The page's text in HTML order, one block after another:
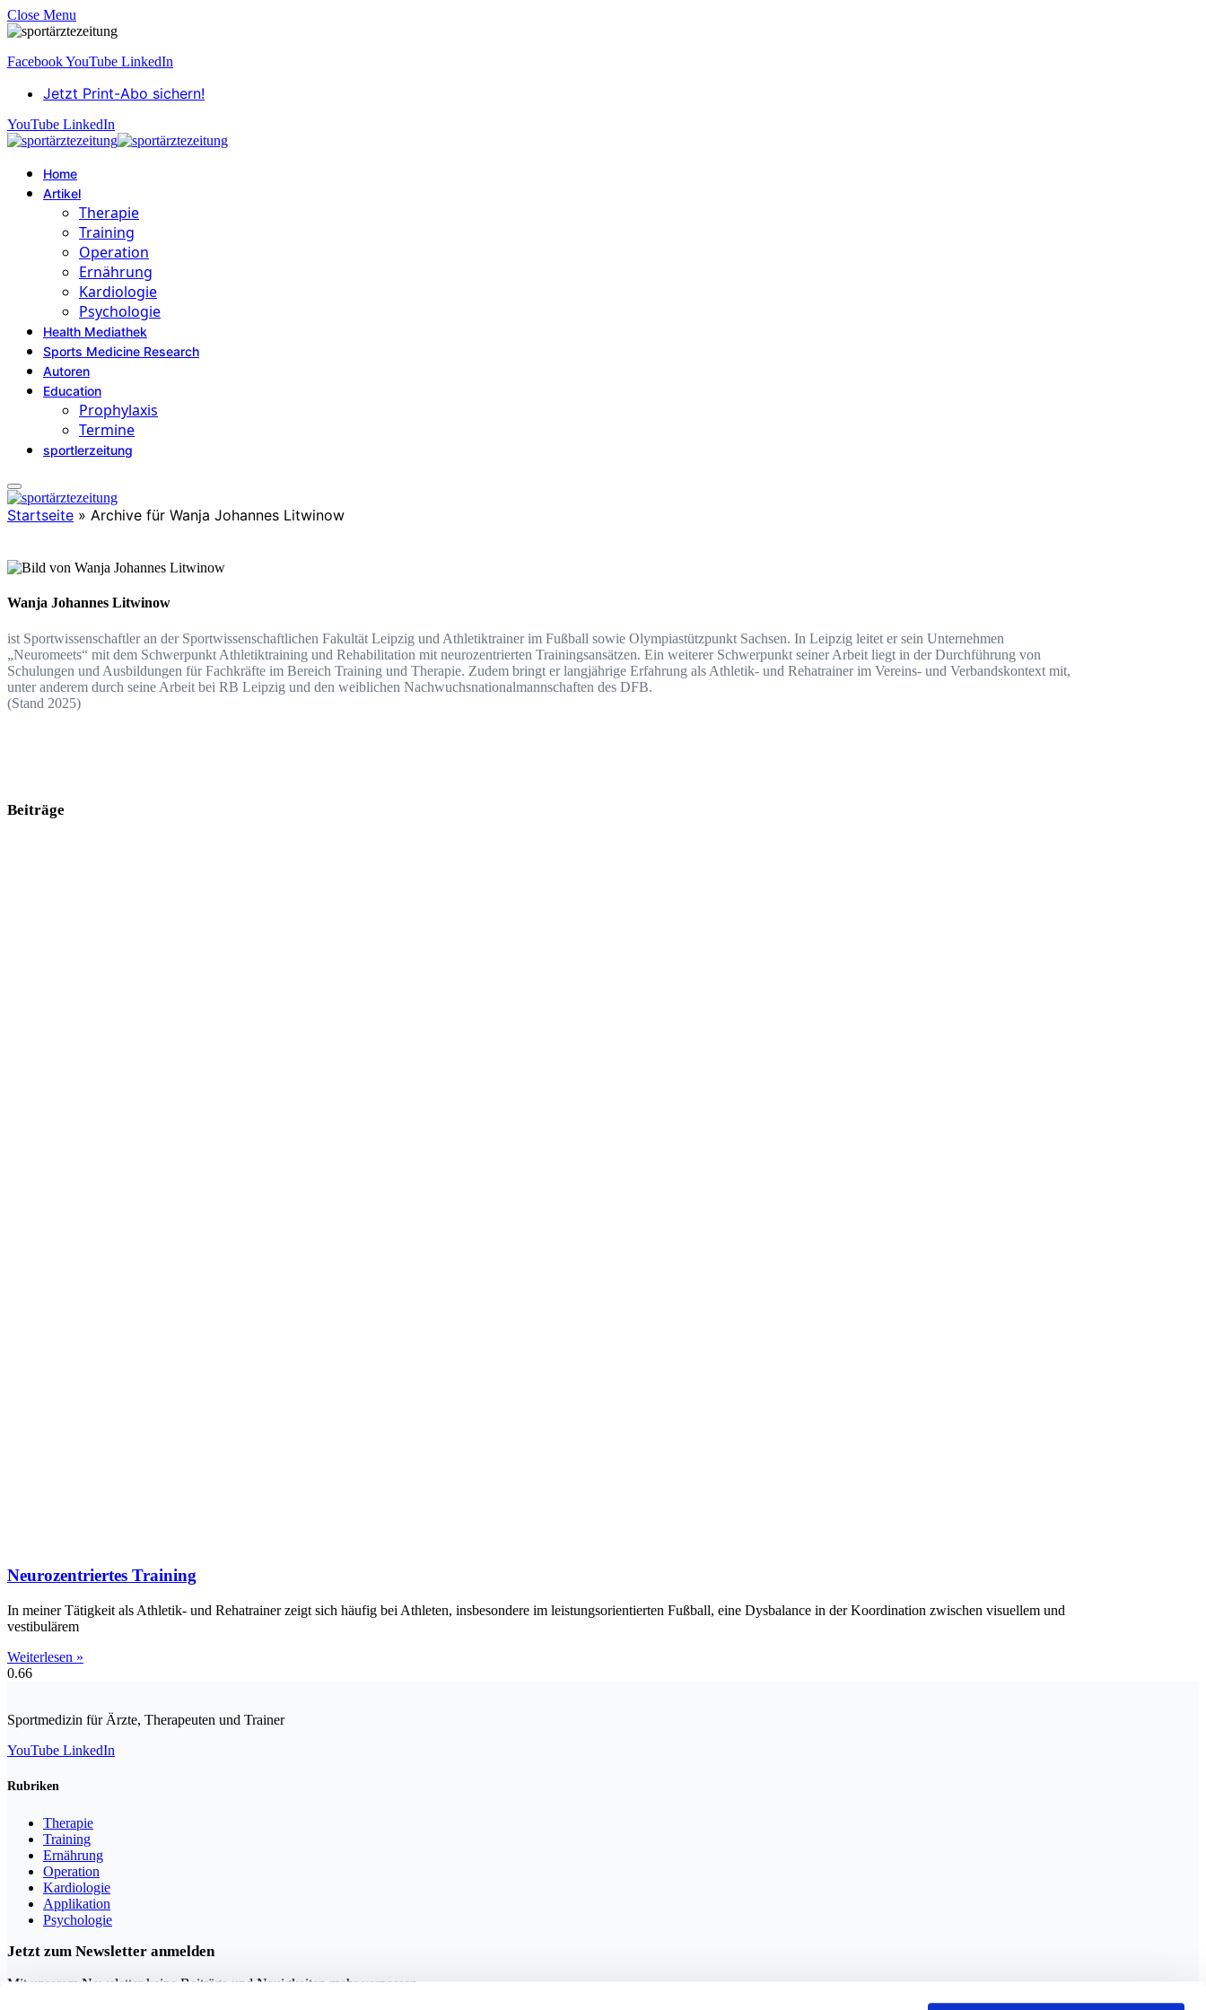
Close Menu
FacebookYouTube LinkedIn
Jetzt Print-Abo sichern!
YouTube LinkedIn
Home
Artikel
Therapie
Training
Operation
Ernährung
Kardiologie
Psychologie
Health Mediathek
Sports Medicine Research
Autoren
Education
Prophylaxis
Termine
sportlerzeitung
Startseite » Archive für Wanja Johannes Litwinow
Wanja Johannes Litwinow
ist Sportwissenschaftler an der Sportwissenschaftlichen Fakultät Leipzig und Athletiktrainer im Fußball sowie Olympiastützpunkt Sachsen. In Leipzig leitet er sein Unternehmen
„Neuromeets“ mit dem Schwerpunkt Athletiktraining und Rehabilitation mit neurozentrierten Trainingsansätzen. Ein weiterer Schwerpunkt seiner Arbeit liegt in der Durchführung von
Schulungen und Ausbildungen für Fachkräfte im Bereich Training und Therapie. Zudem bringt er langjährige Erfahrung als Athletik- und Rehatrainer im Vereins- und Verbandskontext mit,
unter anderem durch seine Arbeit bei RB Leipzig und den weiblichen Nachwuchsnationalmannschaften des DFB.
(Stand 2025)
Beiträge
Neurozentriertes Training
In meiner Tätigkeit als Athletik- und Rehatrainer zeigt sich häufig bei Athleten, insbesondere im leistungsorientierten Fußball, eine Dysbalance in der Koordination zwischen visuellem und
vestibulärem
Weiterlesen »
Sportmedizin für Ärzte, Therapeuten und Trainer
YouTube LinkedIn
Rubriken
Therapie
Training
Ernährung
Operation
Kardiologie
Applikation
Psychologie
Jetzt zum Newsletter anmelden
Mit unserem Newsletter keine Beiträge und Neuigkeiten mehr verpassen.